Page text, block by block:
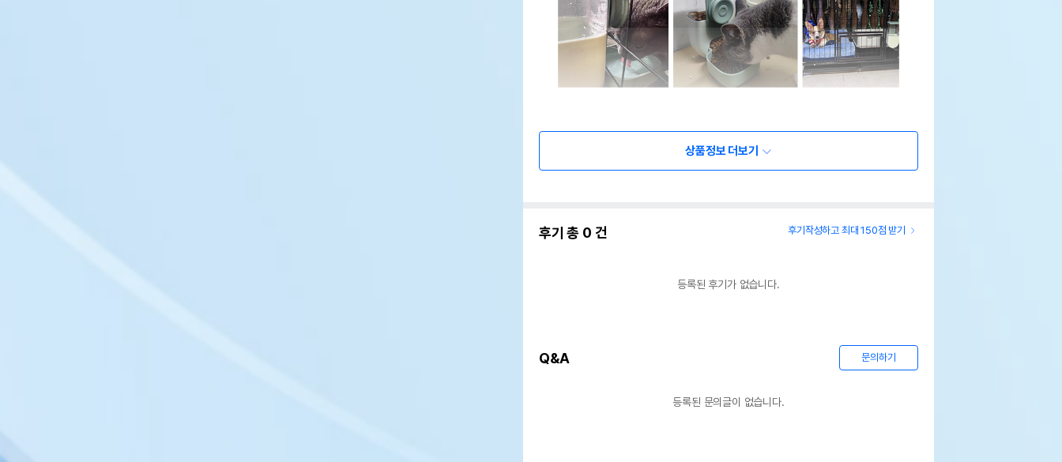
상품정보 더보기
후기 총 0 건 후기작성하고 최대 150점 받기
등록된 후기가 없습니다.
Q&A 문의하기
등록된 문의글이 없습니다.